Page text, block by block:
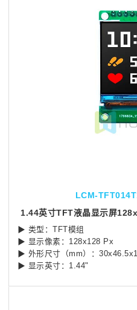
LCM-
1.44英寸TFT液晶显示屏
▶ 类型：TFT模组
▶ 显示像素：128x128 Px
▶ 外形尺寸（mm）：
▶ 显示英寸：1.44"